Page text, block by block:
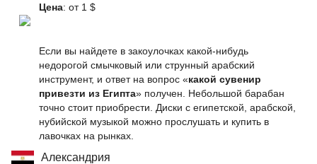
Цена: от 1 $
Если вы найдете в закоулочках какой-нибудь
недорогой смычковый или струнный арабский
инструмент, и ответ на вопрос «какой сувенир
привезти из Египта» получен. Небольшой барабан
точно стоит приобрести. Диски с египетской, арабской,
нубийской музыкой можно прослушать и купить в
лавочках на рынках.
Александрия